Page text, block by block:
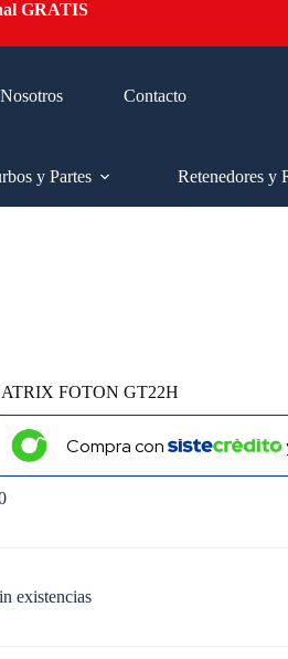
GRATIS
Nosotros Contacto
y Partes Retenedores y
FOTON GT22H
Compra con
existencias